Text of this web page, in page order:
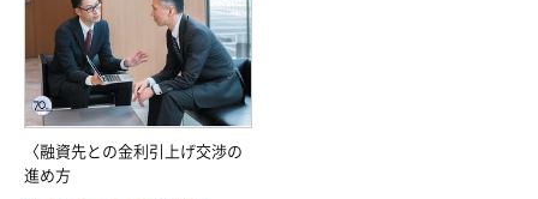
〈融資先との金利引上げ交渉の
進め方